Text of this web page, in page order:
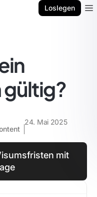
Loslegen
24. Mai 2025
mit